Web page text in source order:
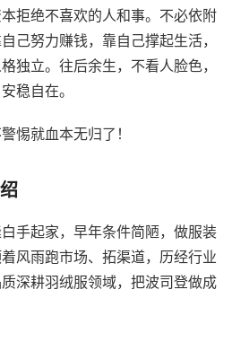
拒绝不喜欢的人和事。不必依附
己努力赚钱，靠自己撑起生活，
独立。往后余生，不看人脸色，
稳自在。
手起家，早年条件简陋，做服装
风雨跑市场、拓渠道，历经行业
深耕羽绒服领域，把波司登做成